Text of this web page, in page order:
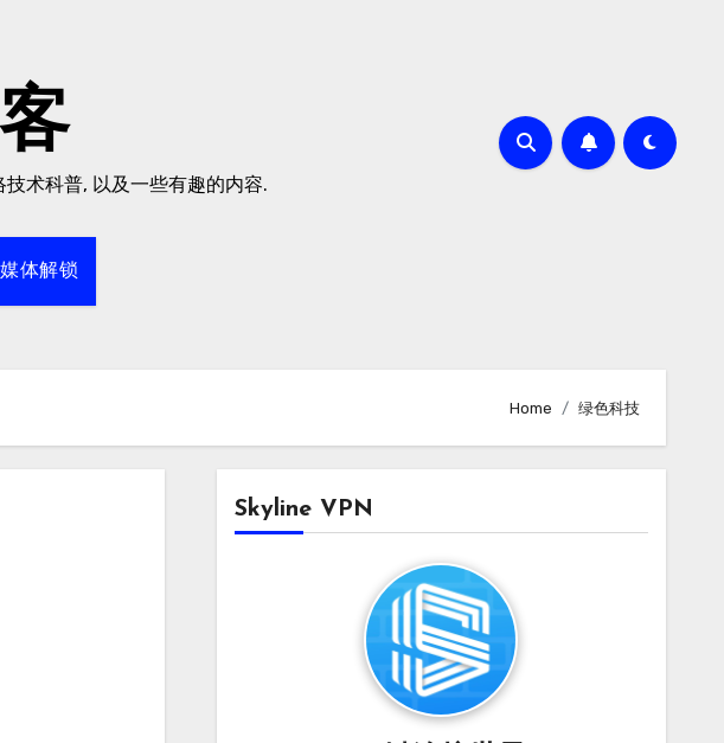
术科普, 以及一些有趣的内容.
体解锁
Home 绿色科技
Skyline VPN